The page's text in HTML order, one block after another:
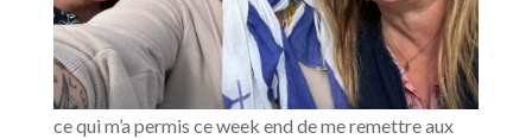
ce qui m’a permis ce week end de me remettre aux